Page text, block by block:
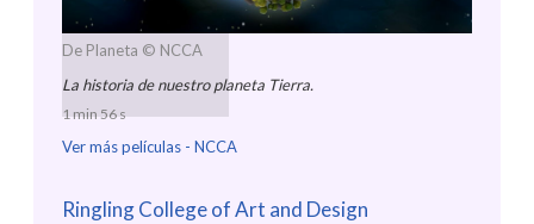
De Planeta © NCCA
La historia de nuestro planeta Tierra.
1 min 56 s
Ver más películas - NCCA
Ringling College of Art and Design